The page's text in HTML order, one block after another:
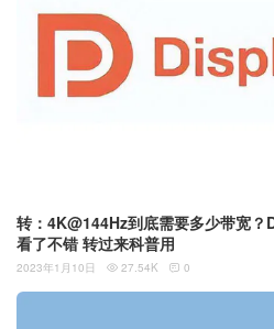
转：4K@144Hz到底需要多少带宽
看了不错 转过来科普用
2023年1月10日  27.54K  0